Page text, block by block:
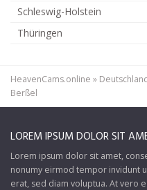
Schleswig-Holstein
Thüringen
HeavenCams.online »
Berßel
LOREM IPSUM DOLOR SIT
Lorem ipsum dolor sit amet,
nonumy eirmod tempor invidunt
erat, sed diam voluptua. At vero